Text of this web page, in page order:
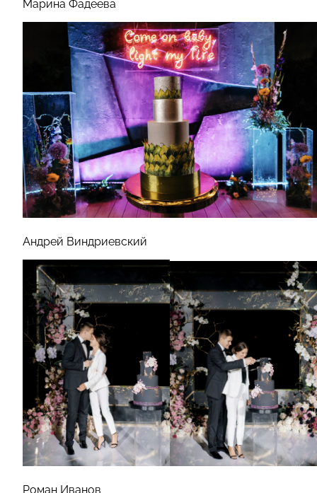
Марина Фадеева
Андрей Виндриевский
Роман Иванов